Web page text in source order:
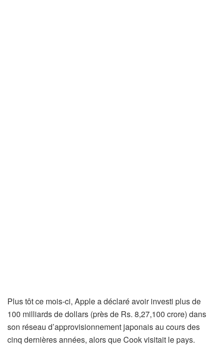
Plus tôt ce mois-ci, Apple a déclaré avoir investi plus de
100 milliards de dollars (près de Rs. 8,27,100 crore) dans
son réseau d’approvisionnement japonais au cours des
cinq dernières années, alors que Cook visitait le pays.